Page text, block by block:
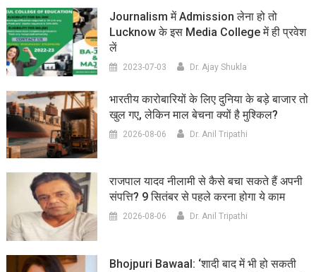
Journalism में Admission लेना हो तो
Lucknow के इस Media College में ही प्रवेश
लें
2023-07-03 Dr. Ajay Shukla
भारतीय कारोबारियों के लिए दुनिया के बड़े बाजार तो
खुल गए, लेकिन माल बेचना क्यों है मुश्किल?
2026-08-06 Dr. Anil Tripathi
राजपाल यादव नीलामी से कैसे बचा सकते हैं अपनी
संपत्ति? 9 सितंबर से पहले करना होगा ये काम
2026-08-06 Dr. Anil Tripathi
Bhojpuri Bawaal: ‘शादी बाद में भी हो सकती